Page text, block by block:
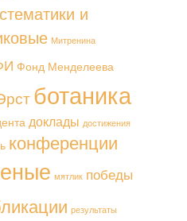
и
Митренина
Фонд Менделеева
ботаника
доклады достижения
конференции
мятлик победы
результаты